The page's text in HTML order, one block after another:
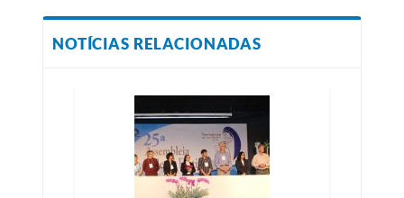
NOTÍCIAS RELACIONADAS